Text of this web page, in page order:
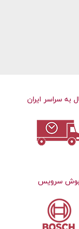
به سراسر ایران
بوش سرویس